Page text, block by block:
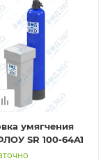
умягчения
SR 100-64A1